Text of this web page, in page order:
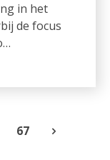
in het
de focus
67